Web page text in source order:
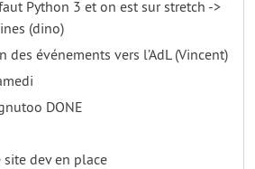
Python 3 et on est sur stretch ->
(dino)
des événements vers l’AdL (Vincent)
DONE
site dev en place